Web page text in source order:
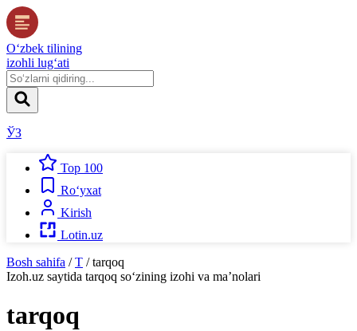
O‘zbek tilining
izohli lug‘ati
ЎЗ
Top 100
Ro‘yxat
Kirish
Lotin.uz
Bosh sahifa / T / tarqoq
Izoh.uz saytida tarqoq so‘zining izohi va ma’nolari
tarqoq